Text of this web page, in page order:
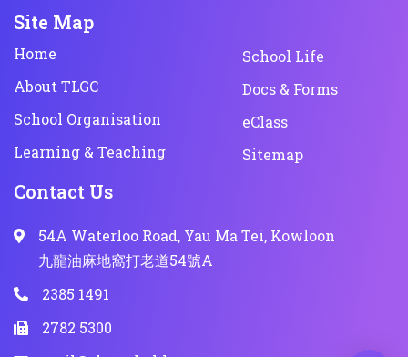
Site Map
Home
About TLGC
School Organisation
Learning & Teaching
School Life
Docs & Forms
eClass
Sitemap
Contact Us
54A Waterloo Road, Yau Ma Tei, Kowloon
九龍油麻地窩打老道54號A
2385 1491
2782 5300